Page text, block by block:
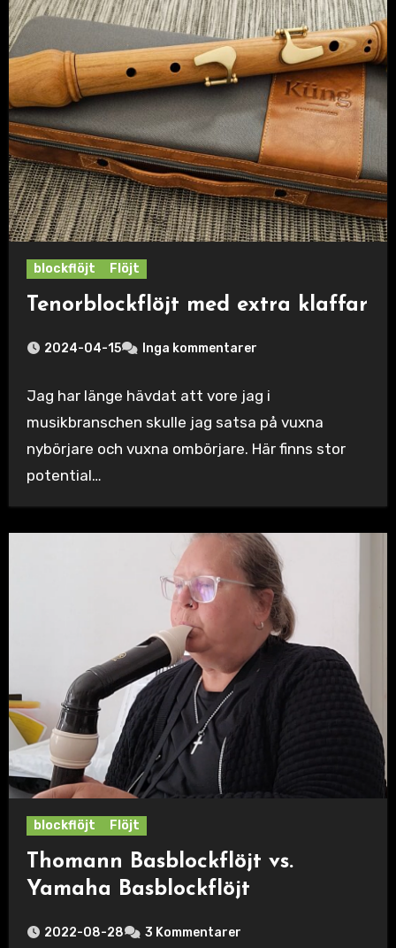
blockflöjt Flöjt
Tenorblockflöjt med extra klaffar
2024-04-15 Inga kommentarer
Jag har länge hävdat att vore jag i
musikbranschen skulle jag satsa på vuxna
nybörjare och vuxna ombörjare. Här finns stor
potential…
blockflöjt Flöjt
Thomann Basblockflöjt vs.
Yamaha Basblockflöjt
2022-08-28 3 Kommentarer